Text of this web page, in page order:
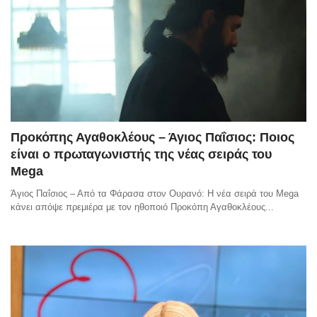
Προκόπης Αγαθοκλέους – Άγιος Παΐσιος: Ποιος
είναι ο πρωταγωνιστής της νέας σειράς του
Mega
Άγιος Παΐσιος – Από τα Φάρασα στον Ουρανό: Η νέα σειρά του Mega
κάνει απόψε πρεμιέρα με τον ηθοποιό Προκόπη Αγαθοκλέους...